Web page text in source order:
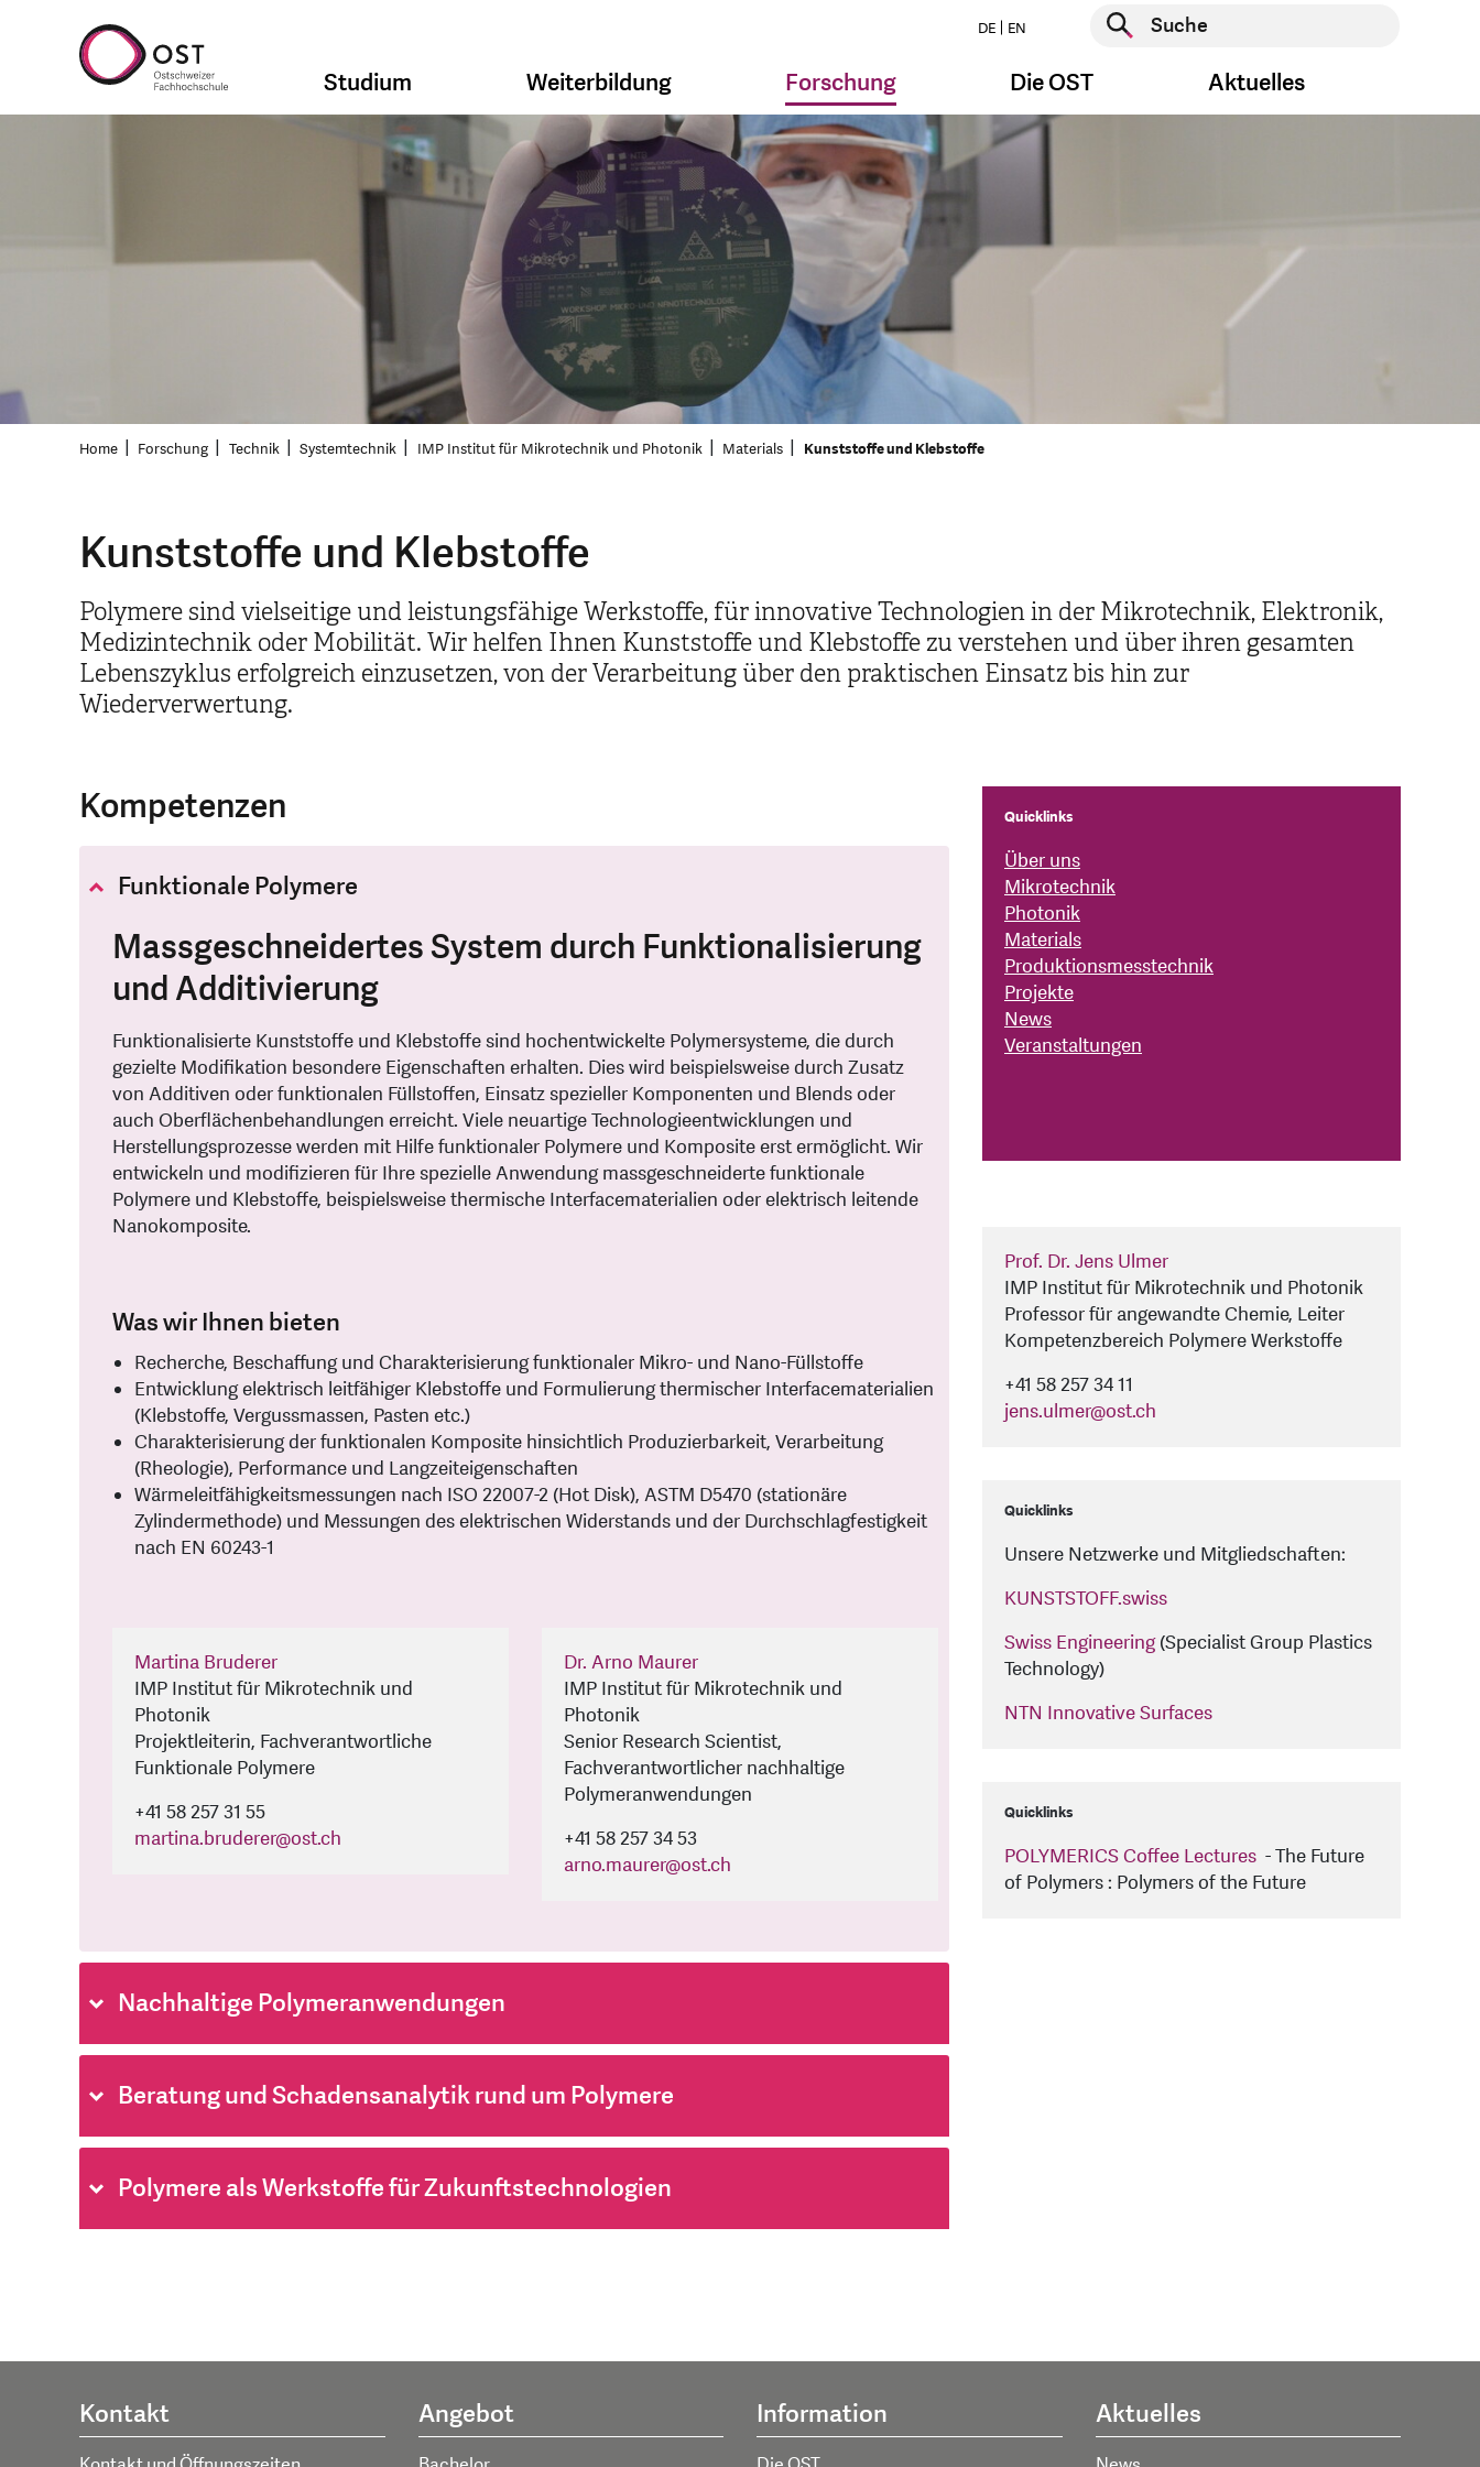
DE EN
Suche starten
Studium Weiterbildung Forschung Die OST Aktuelles
Home Forschung Technik Systemtechnik IMP Institut für Mikrotechnik und Photonik Materials Kunststoffe und Klebstoffe
Kunststoffe und Klebstoffe
Polymere sind vielseitige und leistungsfähige Werkstoffe, für innovative Technologien in der Mikrotechnik, Elektronik,
Medizintechnik oder Mobilität. Wir helfen Ihnen Kunststoffe und Klebstoffe zu verstehen und über ihren gesamten
Lebenszyklus erfolgreich einzusetzen, von der Verarbeitung über den praktischen Einsatz bis hin zur
Wiederverwertung.
Kompetenzen
Funktionale Polymere
Massgeschneidertes System durch Funktionalisierung
und Additivierung
Funktionalisierte Kunststoffe und Klebstoffe sind hochentwickelte Polymersysteme, die durch
gezielte Modifikation besondere Eigenschaften erhalten. Dies wird beispielsweise durch Zusatz
von Additiven oder funktionalen Füllstoffen, Einsatz spezieller Komponenten und Blends oder
auch Oberflächenbehandlungen erreicht. Viele neuartige Technologieentwicklungen und
Herstellungsprozesse werden mit Hilfe funktionaler Polymere und Komposite erst ermöglicht. Wir
entwickeln und modifizieren für Ihre spezielle Anwendung massgeschneiderte funktionale
Polymere und Klebstoffe, beispielsweise thermische Interfacematerialien oder elektrisch leitende
Nanokomposite.
Was wir Ihnen bieten
Recherche, Beschaffung und Charakterisierung funktionaler Mikro- und Nano-Füllstoffe
Entwicklung elektrisch leitfähiger Klebstoffe und Formulierung thermischer Interfacematerialien
(Klebstoffe, Vergussmassen, Pasten etc.)
Charakterisierung der funktionalen Komposite hinsichtlich Produzierbarkeit, Verarbeitung
(Rheologie), Performance und Langzeiteigenschaften
Wärmeleitfähigkeitsmessungen nach ISO 22007-2 (Hot Disk), ASTM D5470 (stationäre
Zylindermethode) und Messungen des elektrischen Widerstands und der Durchschlagfestigkeit
nach EN 60243-1
Martina Bruderer
IMP Institut für Mikrotechnik und
Photonik
Projektleiterin, Fachverantwortliche
Funktionale Polymere
+41 58 257 31 55
martina.bruderer@ost.ch
Dr. Arno Maurer
IMP Institut für Mikrotechnik und
Photonik
Senior Research Scientist,
Fachverantwortlicher nachhaltige
Polymeranwendungen
+41 58 257 34 53
arno.maurer@ost.ch
Nachhaltige Polymeranwendungen
Beratung und Schadensanalytik rund um Polymere
Polymere als Werkstoffe für Zukunftstechnologien
Quicklinks
Über uns
Mikrotechnik
Photonik
Materials
Produktionsmesstechnik
Projekte
News
Veranstaltungen
Prof. Dr. Jens Ulmer
IMP Institut für Mikrotechnik und Photonik
Professor für angewandte Chemie, Leiter
Kompetenzbereich Polymere Werkstoffe
+41 58 257 34 11
jens.ulmer@ost.ch
Quicklinks
Unsere Netzwerke und Mitgliedschaften:
KUNSTSTOFF.swiss
Swiss Engineering(Specialist Group Plastics
Technology)
NTN Innovative Surfaces
Quicklinks
POLYMERICS Coffee Lectures - The Future
of Polymers : Polymers of the Future
Kontakt Angebot Information Aktuelles